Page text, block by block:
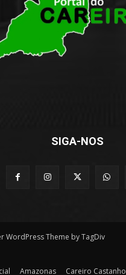
SIGA-NOS
WordPress Theme by TagDiv
Amazonas Careiro Castanho